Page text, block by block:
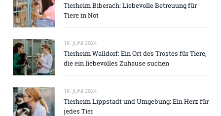
Tierheim Biberach: Liebevolle Betreuung für
Tiere in Not
18. JUNI 2024
Tierheim Walldorf: Ein Ort des Trostes für Tiere,
die ein liebevolles Zuhause suchen
18. JUNI 2024
Tierheim Lippstadt und Umgebung: Ein Herz für
jedes Tier